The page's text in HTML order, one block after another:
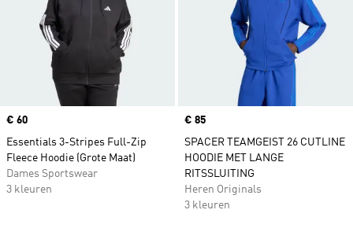
Price
€ 60
Essentials 3-Stripes Full-Zip
Fleece Hoodie (Grote Maat)
Dames Sportswear
3 kleuren
Price
€ 85
SPACER TEAMGEIST 26 CUTLINE
HOODIE MET LANGE
RITSSLUITING
Heren Originals
3 kleuren